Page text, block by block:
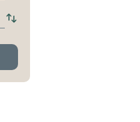
hållplats
Byt
och